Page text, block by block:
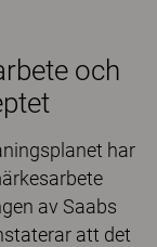
och
har
av Saabs
att det